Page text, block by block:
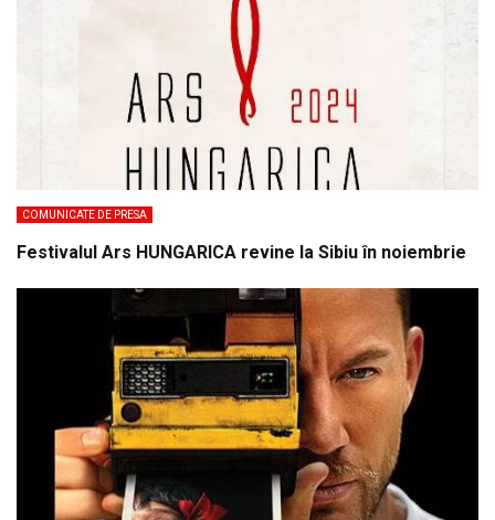
COMUNICATE DE PRESA
Festivalul Ars HUNGARICA revine la Sibiu în noiembrie